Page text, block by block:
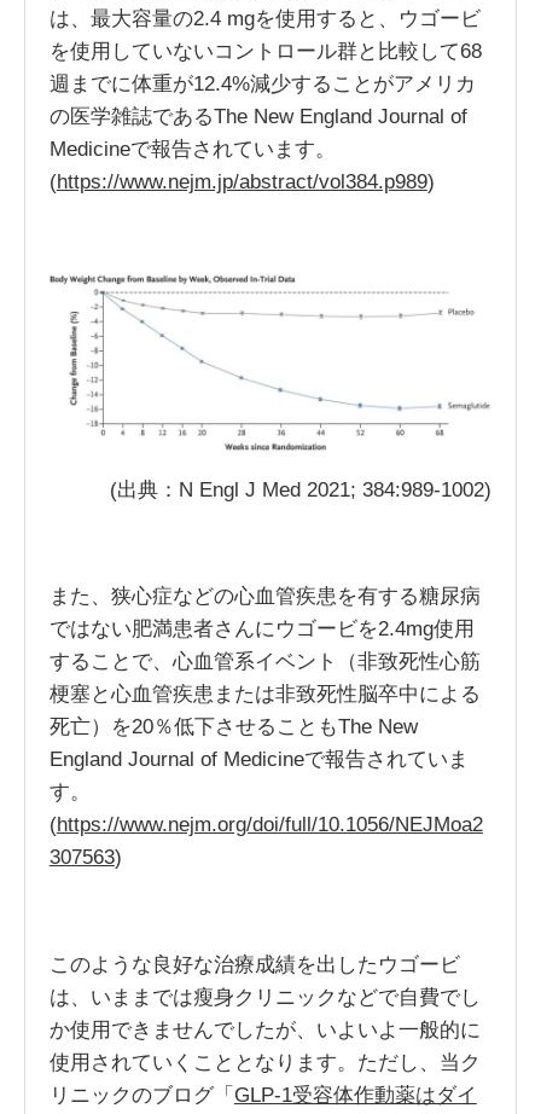
は、最大容量の2.4 mgを使用すると、ウゴービ
を使用していないコントロール群と比較して68
週までに体重が12.4%減少することがアメリカ
の医学雑誌であるThe New England Journal of
Medicineで報告されています。
(https://www.nejm.jp/abstract/vol384.p989)
(出典：N Engl J Med 2021; 384:989-1002)
また、狭心症などの心血管疾患を有する糖尿病
ではない肥満患者さんにウゴービを2.4mg使用
することで、心血管系イベント（非致死性心筋
梗塞と心血管疾患または非致死性脳卒中による
死亡）を20％低下させることもThe New
England Journal of Medicineで報告されていま
す。
(https://www.nejm.org/doi/full/10.1056/NEJMoa2
307563)
このような良好な治療成績を出したウゴービ
は、いままでは瘦身クリニックなどで自費でし
か使用できませんでしたが、いよいよ一般的に
使用されていくこととなります。ただし、当ク
リニックのブログ「 GLP-1受容体作動薬はダイ